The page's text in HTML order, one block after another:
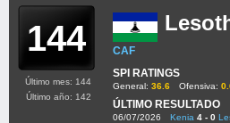
144
CAF
SPI RATINGS
General: 36.6 Ofensiva:
ÚLTIMO RESULTADO
06/07/2026 Kenia 4 - 0
Último mes: 144
Último año: 142